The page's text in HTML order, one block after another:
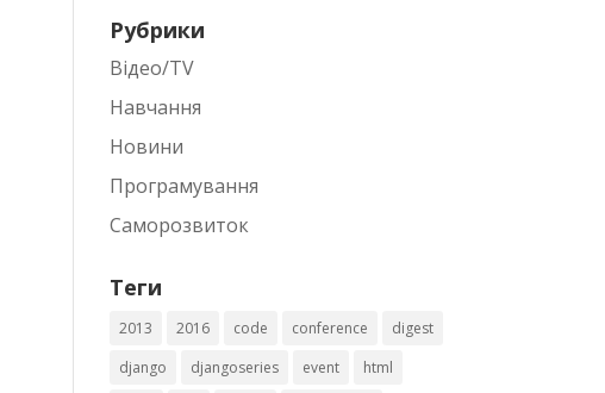
Рубрики
Відео/TV
Навчання
Новини
Програмування
Саморозвиток
Теги
2013 2016 code conference
digest
django
djangoseries event html